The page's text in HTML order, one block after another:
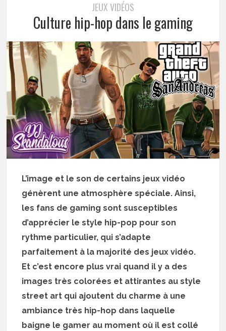
JEUX VIDÉOS
Culture hip-hop dans le gaming
L’image et le son de certains jeux vidéo
génèrent une atmosphère spéciale. Ainsi,
les fans de gaming sont susceptibles
d’apprécier le style hip-pop pour son
rythme particulier, qui s’adapte
parfaitement à la majorité des jeux vidéo.
Et c’est encore plus vrai quand il y a des
images très colorées et attirantes au style
street art qui ajoutent du charme à une
ambiance très hip-hop dans laquelle
baigne le gamer au moment où il est collé